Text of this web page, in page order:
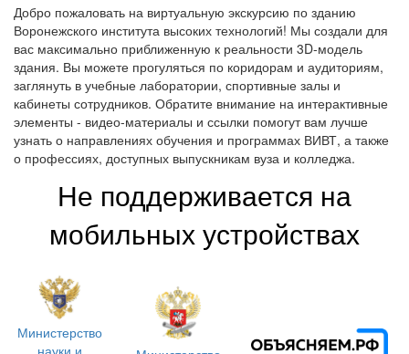
Добро пожаловать на виртуальную экскурсию по зданию
Воронежского института высоких технологий! Мы создали для
вас максимально приближенную к реальности 3D-модель
здания. Вы можете прогуляться по коридорам и аудиториям,
заглянуть в учебные лаборатории, спортивные залы и
кабинеты сотрудников. Обратите внимание на интерактивные
элементы - видео-материалы и ссылки помогут вам лучше
узнать о направлениях обучения и программах ВИВТ, а также
о профессиях, доступных выпускникам вуза и колледжа.
Не поддерживается на
мобильных устройствах
Министерство
науки и